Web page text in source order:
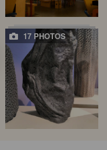
17 PHOTOS